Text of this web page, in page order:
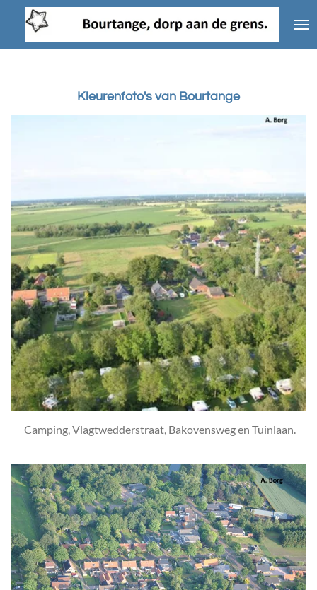
direct
naar
Kleurenfoto's van Bourtange
Camping, Vlagtwedderstraat, Bakovensweg en Tuinlaan.